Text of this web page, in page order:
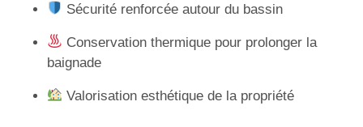
Sécurité renforcée autour du bassin
Conservation thermique pour prolonger la
baignade
Valorisation esthétique de la propriété